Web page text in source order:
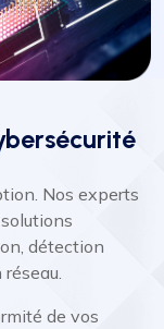
Nos experts
détection
de vos